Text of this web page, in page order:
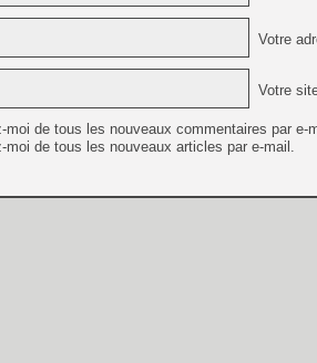
Votre
Votre
moi de tous les nouveaux commentaires par e-
moi de tous les nouveaux articles par e-mail.